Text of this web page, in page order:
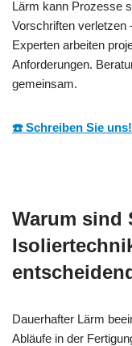
Lärm kann Prozesse
Vorschriften verletzen
Experten arbeiten
Anforderungen.
gemeinsam.
☎️ Schreiben Sie uns!
Warum sind
Dauerhafter Lärm
Abläufe in der